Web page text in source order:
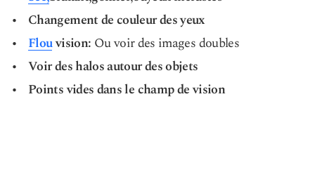
Changement de couleur des yeux
Flouvision: Ou voir des images doubles
Voir des halos autour des objets
Points vides dans le champ de vision